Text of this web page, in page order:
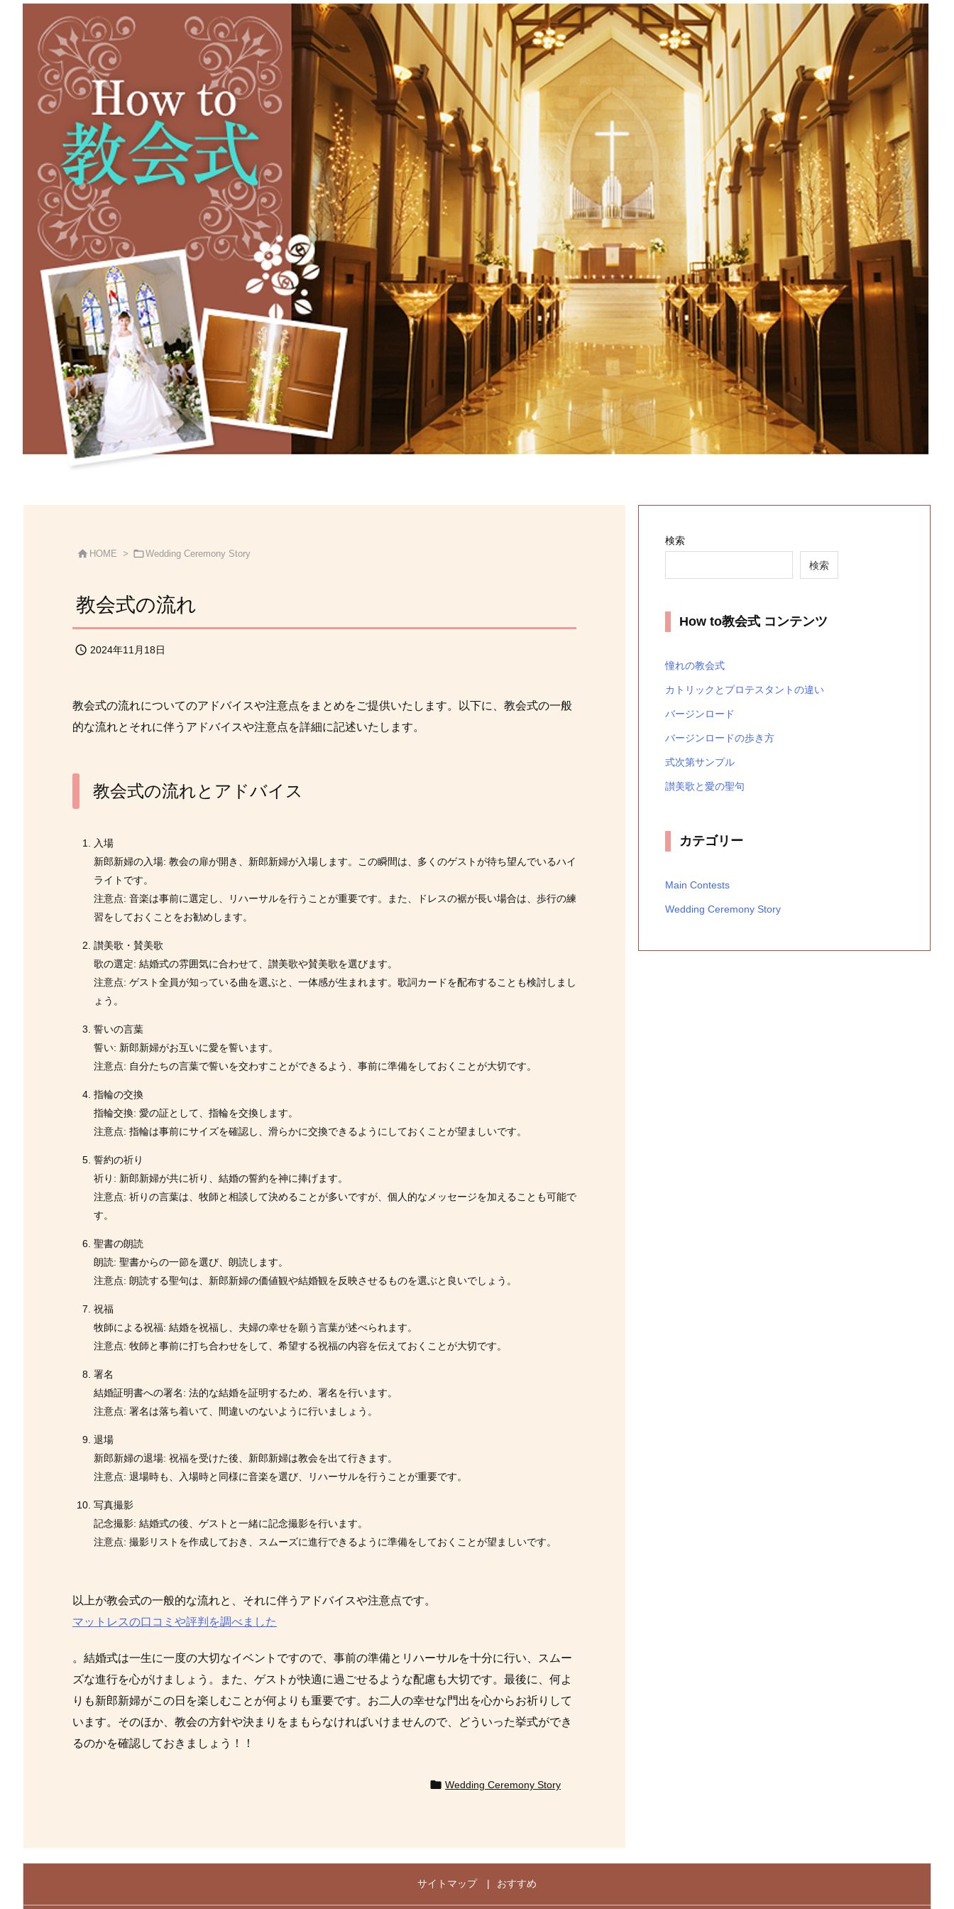
 HOME > Wedding Ceremony Story
教会式の流れ
 2024年11月18日
教会式の流れについてのアドバイスや注意点をまとめをご提供いたします。以下に、教会式の一般
的な流れとそれに伴うアドバイスや注意点を詳細に記述いたします。
教会式の流れとアドバイス
入場
新郎新婦の入場: 教会の扉が開き、新郎新婦が入場します。この瞬間は、多くのゲストが待ち望んでいるハイ
ライトです。
注意点: 音楽は事前に選定し、リハーサルを行うことが重要です。また、ドレスの裾が長い場合は、歩行の練
習をしておくことをお勧めします。
讃美歌・賛美歌
歌の選定: 結婚式の雰囲気に合わせて、讃美歌や賛美歌を選びます。
注意点: ゲスト全員が知っている曲を選ぶと、一体感が生まれます。歌詞カードを配布することも検討しまし
ょう。
誓いの言葉
誓い: 新郎新婦がお互いに愛を誓います。
注意点: 自分たちの言葉で誓いを交わすことができるよう、事前に準備をしておくことが大切です。
指輪の交換
指輪交換: 愛の証として、指輪を交換します。
注意点: 指輪は事前にサイズを確認し、滑らかに交換できるようにしておくことが望ましいです。
誓約の祈り
祈り: 新郎新婦が共に祈り、結婚の誓約を神に捧げます。
注意点: 祈りの言葉は、牧師と相談して決めることが多いですが、個人的なメッセージを加えることも可能で
す。
聖書の朗読
朗読: 聖書からの一節を選び、朗読します。
注意点: 朗読する聖句は、新郎新婦の価値観や結婚観を反映させるものを選ぶと良いでしょう。
祝福
牧師による祝福: 結婚を祝福し、夫婦の幸せを願う言葉が述べられます。
注意点: 牧師と事前に打ち合わせをして、希望する祝福の内容を伝えておくことが大切です。
署名
結婚証明書への署名: 法的な結婚を証明するため、署名を行います。
注意点: 署名は落ち着いて、間違いのないように行いましょう。
退場
新郎新婦の退場: 祝福を受けた後、新郎新婦は教会を出て行きます。
注意点: 退場時も、入場時と同様に音楽を選び、リハーサルを行うことが重要です。
写真撮影
記念撮影: 結婚式の後、ゲストと一緒に記念撮影を行います。
注意点: 撮影リストを作成しておき、スムーズに進行できるように準備をしておくことが望ましいです。
以上が教会式の一般的な流れと、それに伴うアドバイスや注意点です。
マットレスの口コミや評判を調べました
。結婚式は一生に一度の大切なイベントですので、事前の準備とリハーサルを十分に行い、スムー
ズな進行を心がけましょう。また、ゲストが快適に過ごせるような配慮も大切です。最後に、何よ
りも新郎新婦がこの日を楽しむことが何よりも重要です。お二人の幸せな門出を心からお祈りして
います。そのほか、教会の方針や決まりをまもらなければいけませんので、どういった挙式ができ
るのかを確認しておきましょう！！
 Wedding Ceremony Story
検索
検索
How to教会式 コンテンツ
憧れの教会式
カトリックとプロテスタントの違い
バージンロード
バージンロードの歩き方
式次第サンプル
讃美歌と愛の聖句
カテゴリー
Main Contests
Wedding Ceremony Story
サイトマップ おすすめ